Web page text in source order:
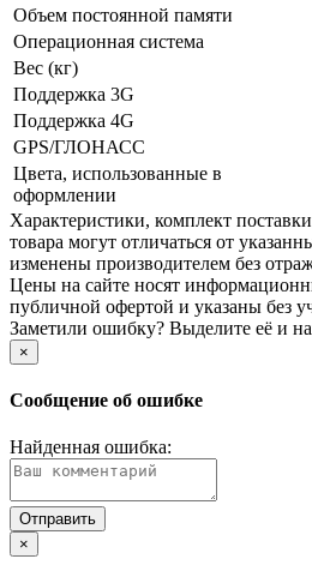
Объем постоянной памяти
Операционная система
Вес (кг)
Поддержка 3G
Поддержка 4G
GPS/ГЛОНАСС
Цвета, использованные в
оформлении
Xарактеристики, комплект
товара могут отличаться от
изменены производителем без
Цены на сайте носят
публичной офертой и указаны без
Заметили ошибку? Выделите её и
×
Сообщение об ошибке
Найденная ошибка:
×